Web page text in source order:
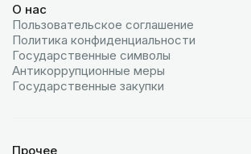
О нас
Пользовательское соглашение
Политика конфиденциальности
Государственные символы
Антикоррупционные меры
Государственные закупки
Прочее